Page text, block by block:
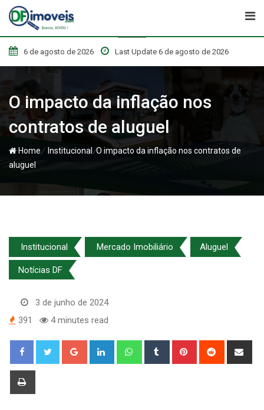
Skip
content
6 de agosto de 2026 Last Update 6 de agosto de 2026
O impacto da inflação nos
contratos de aluguel
Home/Institucional /O impacto da inflação nos contratos de
aluguel
Institucional Mercado Imobiliário Aluguel
Notícias DF
3 de junho de 2024
391
4 minutes read
Google+ LinkedIn WhatsappTumblr Pinterest Reddit